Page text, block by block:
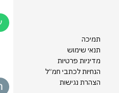
תמיכה
תנאי שימוש
מדיניות פרטיות
הנחיות לכתבי חמ״ל
הצהרת נגישות